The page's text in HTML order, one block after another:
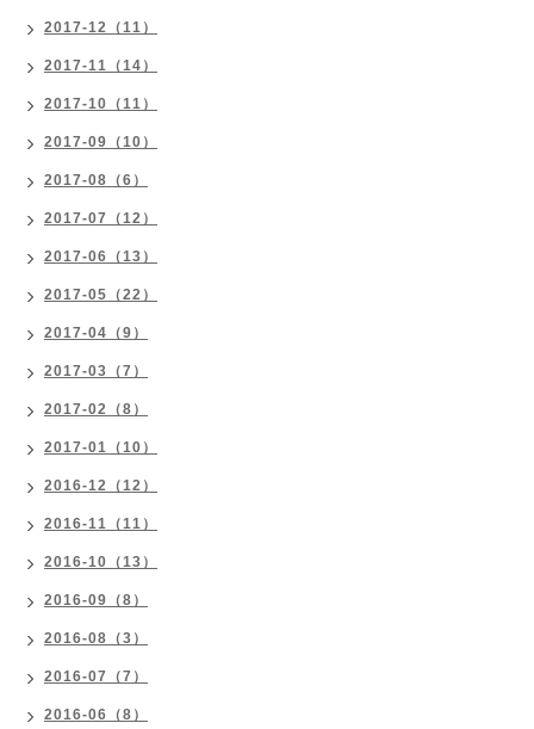
2017-12（11）
2017-11（14）
2017-10（11）
2017-09（10）
2017-08（6）
2017-07（12）
2017-06（13）
2017-05（22）
2017-04（9）
2017-03（7）
2017-02（8）
2017-01（10）
2016-12（12）
2016-11（11）
2016-10（13）
2016-09（8）
2016-08（3）
2016-07（7）
2016-06（8）